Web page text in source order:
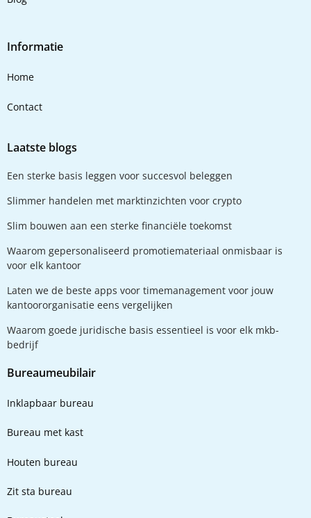
Informatie
Home
Contact
Laatste blogs
Een sterke basis leggen voor succesvol beleggen
Slimmer handelen met marktinzichten voor crypto
Slim bouwen aan een sterke financiële toekomst
Waarom gepersonaliseerd promotiemateriaal onmisbaar is
voor elk kantoor
Laten we de beste apps voor timemanagement voor jouw
kantoororganisatie eens vergelijken
Waarom goede juridische basis essentieel is voor elk mkb-
bedrijf
Bureaumeubilair
Inklapbaar bureau
Bureau met kast
Houten bureau
Zit sta bureau